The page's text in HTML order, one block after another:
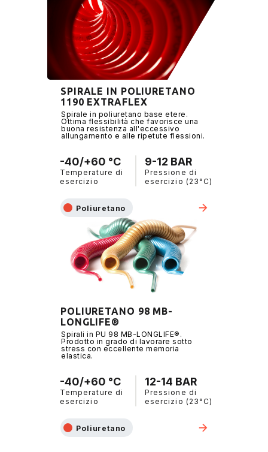
SPIRALE IN POLIURETANO
1190 EXTRAFLEX
Spirale in poliuretano base etere.
Ottima flessibilità che favorisce una
buona resistenza all'eccessivo
allungamento e alle ripetute flessioni.
-40/+60 °C
Temperature di
esercizio
9-12 BAR
Pressione di
esercizio (23°C)
Poliuretano
POLIURETANO 98 MB-
LONGLIFE®
Spirali in PU 98 MB-LONGLIFE®.
Prodotto in grado di lavorare sotto
stress con eccellente memoria
elastica.
-40/+60 °C
Temperature di
esercizio
12-14 BAR
Pressione di
esercizio (23°C)
Poliuretano